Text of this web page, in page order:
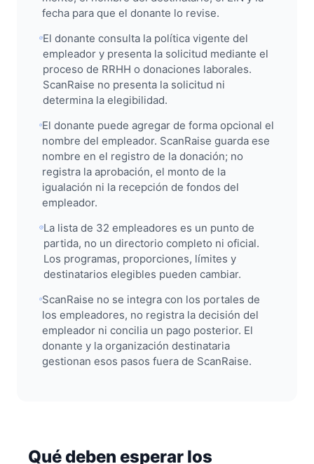
fecha para que el donante lo revise.
El donante consulta la política vigente del
empleador y presenta la solicitud mediante el
proceso de RRHH o donaciones laborales.
ScanRaise no presenta la solicitud ni
determina la elegibilidad.
El donante puede agregar de forma opcional el
nombre del empleador. ScanRaise guarda ese
nombre en el registro de la donación; no
registra la aprobación, el monto de la
igualación ni la recepción de fondos del
empleador.
La lista de 32 empleadores es un punto de
partida, no un directorio completo ni oficial.
Los programas, proporciones, límites y
destinatarios elegibles pueden cambiar.
ScanRaise no se integra con los portales de
los empleadores, no registra la decisión del
empleador ni concilia un pago posterior. El
donante y la organización destinataria
gestionan esos pasos fuera de ScanRaise.
Qué deben esperar los